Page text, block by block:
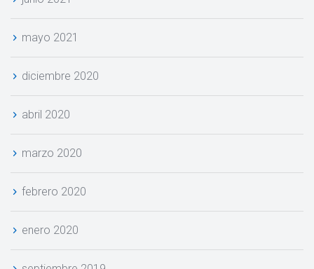
mayo 2021
diciembre 2020
abril 2020
marzo 2020
febrero 2020
enero 2020